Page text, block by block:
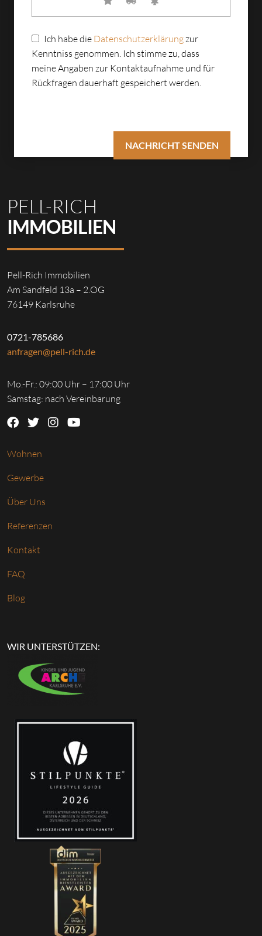
Ich habe die Datenschutzerklärungzur
Kenntniss genommen. Ich stimme zu, dass
meine Angaben zur Kontaktaufnahme und für
Rückfragen dauerhaft gespeichert werden.
PELL-RICH
IMMOBILIEN
Pell-Rich Immobilien
Am Sandfeld 13a – 2.OG
76149 Karlsruhe
0721-785686
anfragen@pell-rich.de
Mo.-Fr.: 09:00 Uhr – 17:00 Uhr
Samstag: nach Vereinbarung
Wohnen
Gewerbe
Über Uns
Referenzen
Kontakt
FAQ
Blog
WIR UNTERSTÜTZEN: